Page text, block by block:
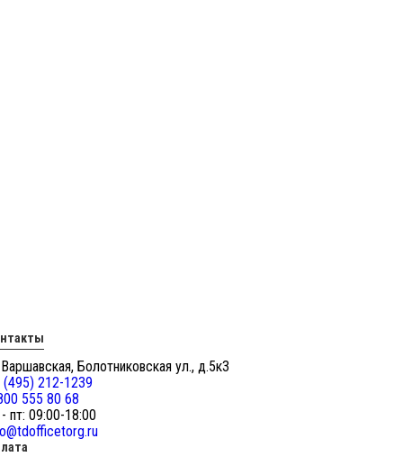
Болотниковская ул., д.5к3
(495) 212-1239
555 80 68
пт: 09:00-18:00